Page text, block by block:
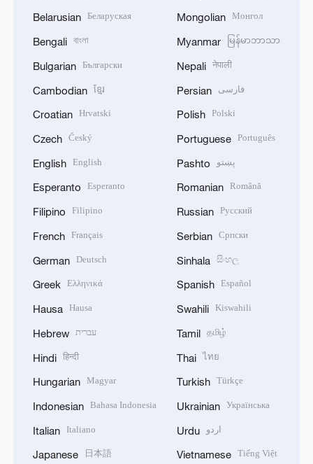
Belarusian Беларуская
Bengali বাংলা
Bulgarian Български
Cambodian ខ្មែរ
Croatian Hrvatski
Czech Český
English English
Esperanto Esperanto
Filipino Filipino
French Français
German Deutsch
Greek Ελληνικά
Hausa Hausa
Hebrew עברית
Hindi हिन्दी
Hungarian Magyar
Indonesian Bahasa Indonesia
Italian Italiano
Japanese 日本語
Mongolian Монгол
Myanmar မြန်မာဘာသာ
Nepali नेपाली
Persian فارسی
Polish Polski
Portuguese Português
Pashto پښتو
Romanian Română
Russian Русский
Serbian Српски
Sinhala සිංහල
Spanish Español
Swahili Kiswahili
Tamil தமிழ்
Thai ไทย
Turkish Türkçe
Ukrainian Українська
Urdu اردو
Vietnamese Tiếng Việt